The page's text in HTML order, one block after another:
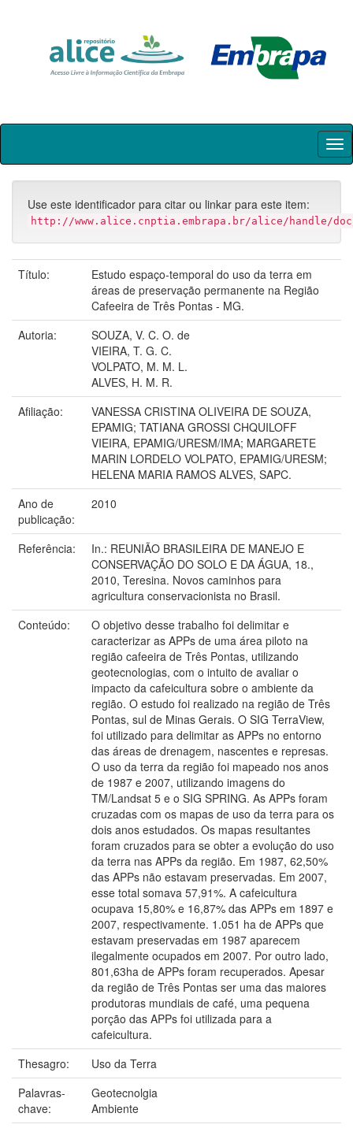
Skip
Use este identificador para citar ou linkar para este item:
http://www.alice.cnptia.embrapa.br/alice/handle/
Título:
Estudo espaço-temporal do uso da terra em
áreas de preservação permanente na Região
Cafeeira de Três Pontas - MG.
Autoria:
SOUZA, V. C. O. de
VIEIRA, T. G. C.
VOLPATO, M. M. L.
ALVES, H. M. R.
Afiliação:
VANESSA CRISTINA OLIVEIRA DE SOUZA,
EPAMIG; TATIANA GROSSI CHQUILOFF
VIEIRA, EPAMIG/URESM/IMA; MARGARETE
MARIN LORDELO VOLPATO, EPAMIG/URESM;
HELENA MARIA RAMOS ALVES, SAPC.
Ano de
publicação:
2010
Referência:
In.: REUNIÃO BRASILEIRA DE MANEJO E
CONSERVAÇÃO DO SOLO E DA ÁGUA, 18.,
2010, Teresina. Novos caminhos para
agricultura conservacionista no Brasil.
Conteúdo:
O objetivo desse trabalho foi delimitar e
caracterizar as APPs de uma área piloto na
região cafeeira de Três Pontas, utilizando
geotecnologias, com o intuito de avaliar o
impacto da cafeicultura sobre o ambiente da
região. O estudo foi realizado na região de Três
Pontas, sul de Minas Gerais. O SIG TerraView,
foi utilizado para delimitar as APPs no entorno
das áreas de drenagem, nascentes e represas.
O uso da terra da região foi mapeado nos anos
de 1987 e 2007, utilizando imagens do
TM/Landsat 5 e o SIG SPRING. As APPs foram
cruzadas com os mapas de uso da terra para os
dois anos estudados. Os mapas resultantes
foram cruzados para se obter a evolução do uso
da terra nas APPs da região. Em 1987, 62,50%
das APPs não estavam preservadas. Em 2007,
esse total somava 57,91%. A cafeicultura
ocupava 15,80% e 16,87% das APPs em 1897 e
2007, respectivamente. 1.051 ha de APPs que
estavam preservadas em 1987 aparecem
ilegalmente ocupados em 2007. Por outro lado,
801,63ha de APPs foram recuperados. Apesar
da região de Três Pontas ser uma das maiores
produtoras mundiais de café, uma pequena
porção das APPs foi utilizada para a
cafeicultura.
Thesagro:
Uso da Terra
Palavras-
chave:
Geotecnolgia
Ambiente